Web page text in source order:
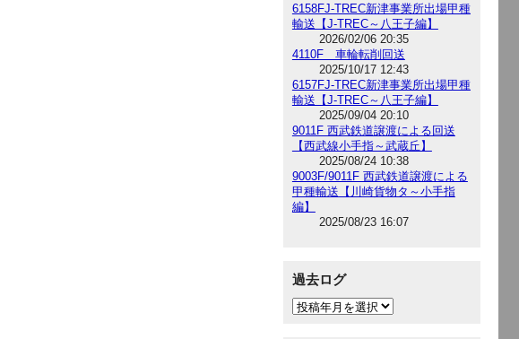
6158FJ-TREC新津事業所出場甲種
輸送【J-TREC～八王子編】
2026/02/06 20:35
4110F 車輪転削回送
2025/10/17 12:43
6157FJ-TREC新津事業所出場甲種
輸送【J-TREC～八王子編】
2025/09/04 20:10
9011F 西武鉄道譲渡による回送
【西武線小手指～武蔵丘】
2025/08/24 10:38
9003F/9011F 西武鉄道譲渡による
甲種輸送【川崎貨物タ～小手指
編】
2025/08/23 16:07
過去ログ